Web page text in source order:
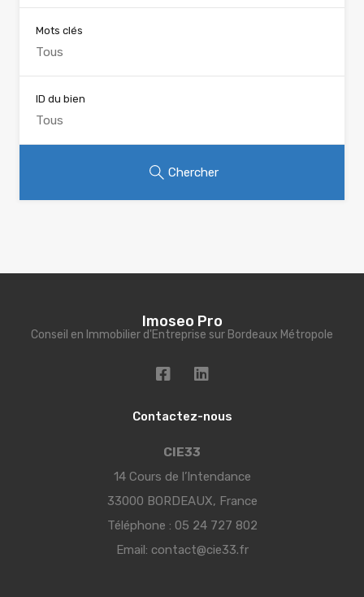
Mots clés
ID du bien
Chercher
Imoseo Pro
Conseil en Immobilier d'Entreprise sur Bordeaux Métropole
Contactez-nous
CIE33
14 Cours de l’Intendance
33000 BORDEAUX, France
Téléphone : 05 24 727 802
Email: contact@cie33.fr